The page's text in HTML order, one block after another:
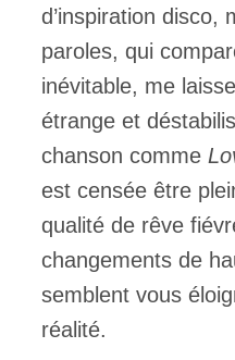
d’inspiration disco,
paroles, qui
inévitable, me
étrange et
chanson comme
est censée être
qualité de rêve
changements de
semblent vous
réalité.